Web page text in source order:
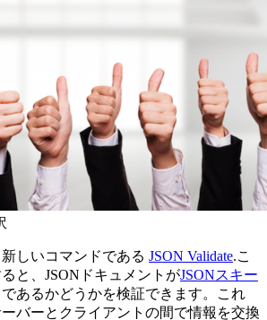
新しいコマンドである JSON Validate.こ
と、JSONドキュメントがJSONスキー
あるかどうかを検証できます。
これ
バーとクライアントの間で情報を交換